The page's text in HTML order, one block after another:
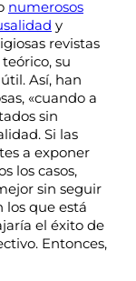
numerosos
y
revistas
su
Así, han
«cuando a
sin
Si las
a exponer
los casos,
sin seguir
los que está
el éxito de
Entonces,